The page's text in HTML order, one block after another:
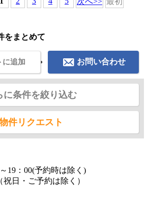
をまとめて
お問い合わせ
に追加
に条件を絞り込む
件リクエスト
19：00(予約時は除く)
日・ご予約は除く）